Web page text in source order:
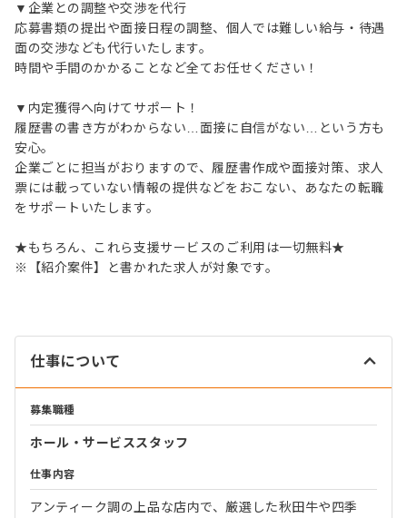
▼企業との調整や交渉を代行
応募書類の提出や面接日程の調整、個人では難しい給与・待遇
面の交渉なども代行いたします。
時間や手間のかかることなど全てお任せください！
▼内定獲得へ向けてサポート！
履歴書の書き方がわからない…面接に自信がない…という方も
安心。
企業ごとに担当がおりますので、履歴書作成や面接対策、求人
票には載っていない情報の提供などをおこない、あなたの転職
をサポートいたします。
★もちろん、これら支援サービスのご利用は一切無料★
※【紹介案件】と書かれた求人が対象です。
仕事について
募集職種
ホール・サービススタッフ
仕事内容
アンティーク調の上品な店内で、厳選した秋田牛や四季